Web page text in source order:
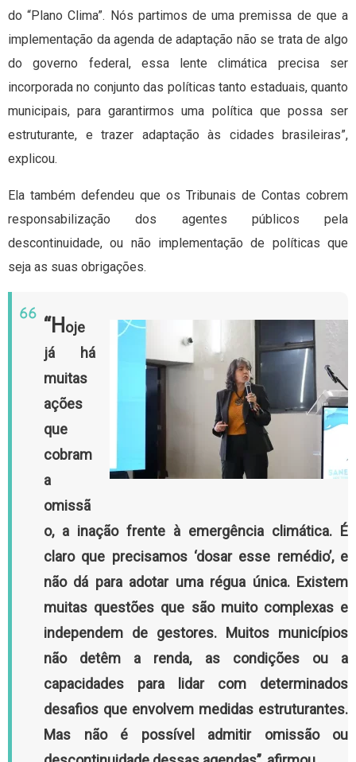
do “Plano Clima”. Nós partimos de uma premissa de que a
implementação da agenda de adaptação não se trata de algo
do governo federal, essa lente climática precisa ser
incorporada no conjunto das políticas tanto estaduais, quanto
municipais, para garantirmos uma política que possa ser
estruturante, e trazer adaptação às cidades brasileiras”,
explicou.
Ela também defendeu que os Tribunais de Contas cobrem
responsabilização dos agentes públicos pela
descontinuidade, ou não implementação de políticas que
seja as suas obrigações.
“H oje
já há
muitas
ações
que
cobram
a
omissã
o, a inação frente à emergência climática. É
claro que precisamos ‘dosar esse remédio’, e
não dá para adotar uma régua única. Existem
muitas questões que são muito complexas e
independem de gestores. Muitos municípios
não detêm a renda, as condições ou a
capacidades para lidar com determinados
desafios que envolvem medidas estruturantes.
Mas não é possível admitir omissão ou